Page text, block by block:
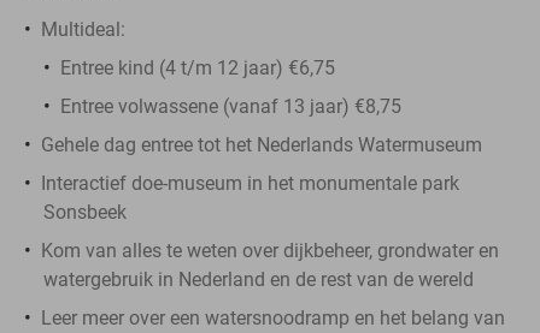
Multideal:
Entree kind (4 t/m 12 jaar) €6,75
Entree volwassene (vanaf 13 jaar) €8,75
Gehele dag entree tot het Nederlands Watermuseum
Interactief doe-museum in het monumentale park
Sonsbeek
Kom van alles te weten over dijkbeheer, grondwater en
watergebruik in Nederland en de rest van de wereld
Leer meer over een watersnoodramp en het belang van